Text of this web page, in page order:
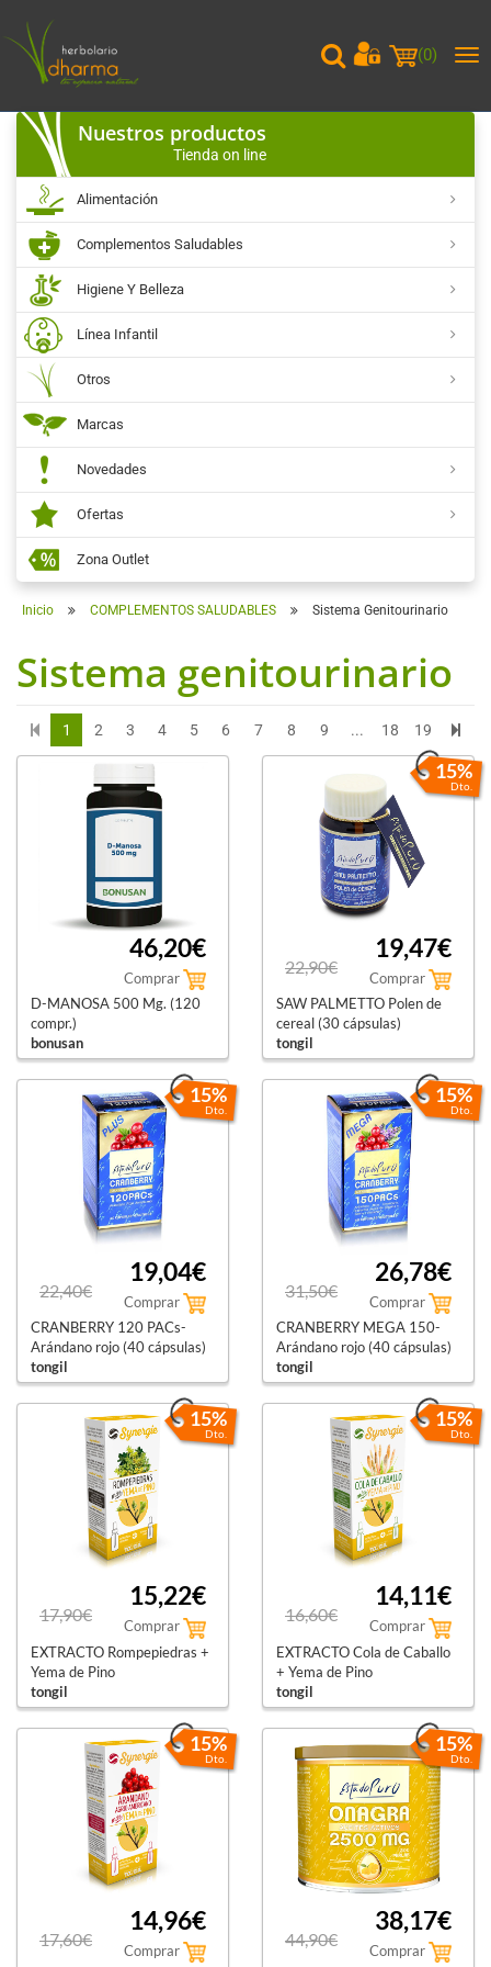
(0)
Nuestros productos
Tienda on line
Alimentación
Complementos Saludables
Higiene Y Belleza
Línea Infantil
Otros
Marcas
Novedades
Ofertas
Zona Outlet
Inicio COMPLEMENTOS SALUDABLES Sistema Genitourinario
Sistema genitourinario
1 2 3 4 5 6 7 8 9 ... 18 19
46,20€
Comprar
D-MANOSA 500 Mg. (120
compr.)
bonusan
15%
Dto.
22,90€
19,47€
Comprar
SAW PALMETTO Polen de
cereal (30 cápsulas)
tongil
15%
Dto.
22,40€
19,04€
Comprar
CRANBERRY 120 PACs-
Arándano rojo (40 cápsulas)
tongil
15%
Dto.
31,50€
26,78€
Comprar
CRANBERRY MEGA 150-
Arándano rojo (40 cápsulas)
tongil
15%
Dto.
17,90€
15,22€
Comprar
EXTRACTO Rompepiedras +
Yema de Pino
tongil
15%
Dto.
16,60€
14,11€
Comprar
EXTRACTO Cola de Caballo
+ Yema de Pino
tongil
15%
Dto.
17,60€
14,96€
Comprar
15%
Dto.
44,90€
38,17€
Comprar